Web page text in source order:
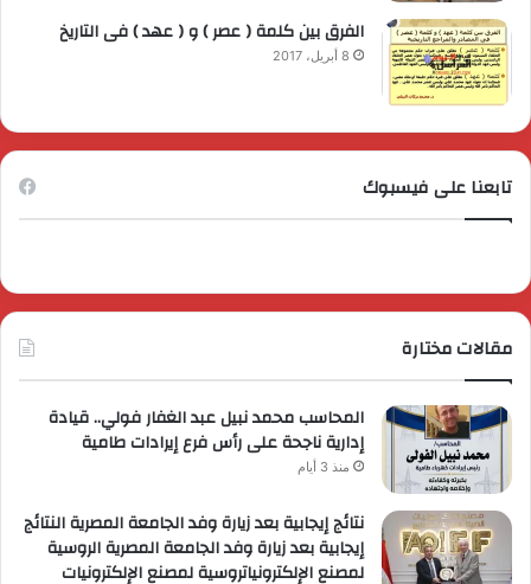
الفرق بين كلمة ( عصر ) و ( عهد ) فى التاريخ
8 أبريل، 2017
تابعنا على فيسبوك
مقالات مختارة
المحاسب محمد نبيل عبد الغفار فولي.. قيادة
إدارية ناجحة على رأس فرع إيرادات طامية
منذ 3 أيام
نتائج إيجابية بعد زيارة وفد الجامعة المصرية النتائج
إيجابية بعد زيارة وفد الجامعة المصرية الروسية
لمصنع الإلكترونياتروسية لمصنع الإلكترونيات